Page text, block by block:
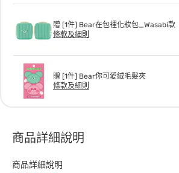
贈 [1件] Bear在包裡化妝包_Wasabi款
條款及細則
贈 [1件] Bear你可愛絨毛髮夾
條款及細則
商品詳細說明
商品詳細說明